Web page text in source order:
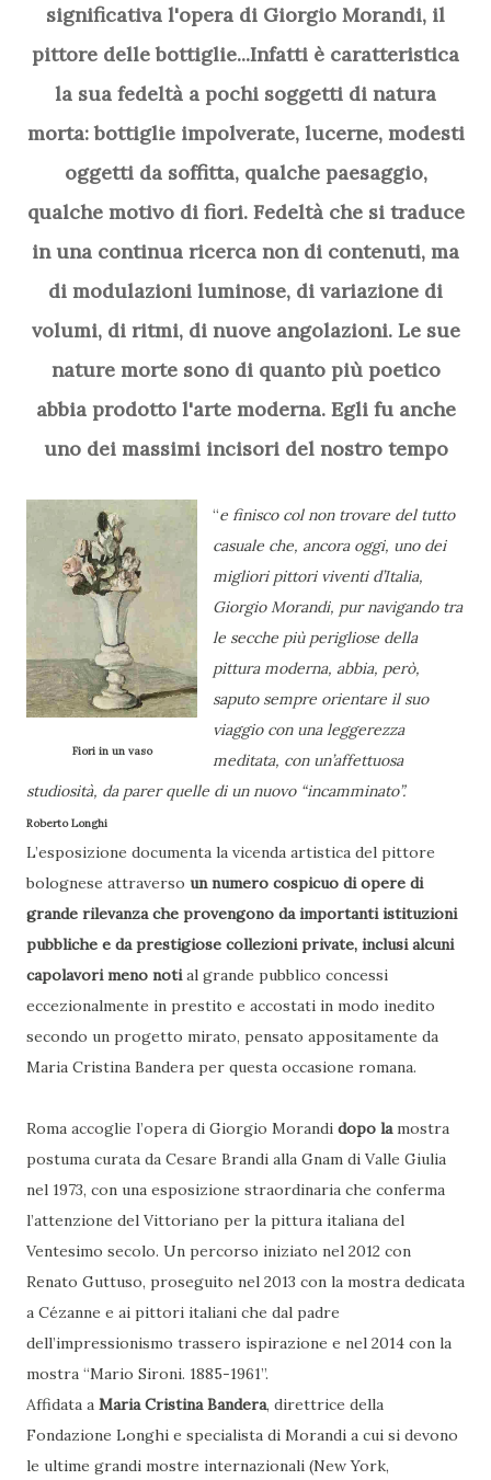
significativa l'opera di Giorgio Morandi, il
pittore delle bottiglie...Infatti è caratteristica
la sua fedeltà a pochi soggetti di natura
morta: bottiglie impolverate, lucerne, modesti
oggetti da soffitta, qualche paesaggio,
qualche motivo di fiori. Fedeltà che si traduce
in una continua ricerca non di contenuti, ma
di modulazioni luminose, di variazione di
volumi, di ritmi, di nuove angolazioni. Le sue
nature morte sono di quanto più poetico
abbia prodotto l'arte moderna. Egli fu anche
uno dei massimi incisori del nostro tempo
Fiori in un vaso
“e finisco col non trovare del tutto
casuale che, ancora oggi, uno dei
migliori pittori viventi d’Italia,
Giorgio Morandi, pur navigando tra
le secche più perigliose della
pittura moderna, abbia, però,
saputo sempre orientare il suo
viaggio con una leggerezza
meditata, con un’affettuosa
studiosità, da parer quelle di un nuovo “incamminato”.
Roberto Longhi
L’esposizione documenta la vicenda artistica del pittore
bolognese attraverso un numero cospicuo di opere di
grande rilevanza che provengono da importanti istituzioni
pubbliche e da prestigiose collezioni private, inclusi alcuni
capolavori meno notial grande pubblico concessi
eccezionalmente in prestito e accostati in modo inedito
secondo un progetto mirato, pensato appositamente da
Maria Cristina Bandera per questa occasione romana.
Roma accoglie l’opera di Giorgio Morandi dopo lamostra
postuma curata da Cesare Brandi alla Gnam di Valle Giulia
nel 1973, con una esposizione straordinaria che conferma
l’attenzione del Vittoriano per la pittura italiana del
Ventesimo secolo. Un percorso iniziato nel 2012 con
Renato Guttuso, proseguito nel 2013 con la mostra dedicata
a Cézanne e ai pittori italiani che dal padre
dell’impressionismo trassero ispirazione e nel 2014 con la
mostra “Mario Sironi. 1885-1961”.
Affidata a Maria Cristina Bandera, direttrice della
Fondazione Longhi e specialista di Morandi a cui si devono
le ultime grandi mostre internazionali (New York,